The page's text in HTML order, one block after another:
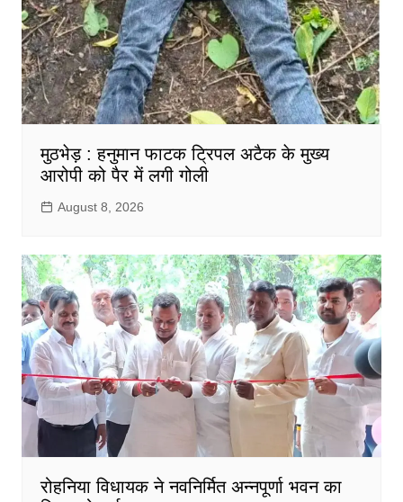
मुठभेड़ : हनुमान फाटक ट्रिपल अटैक के मुख्य
आरोपी को पैर में लगी गोली
August 8, 2026
रोहनिया विधायक ने नवनिर्मित अन्नपूर्णा भवन का